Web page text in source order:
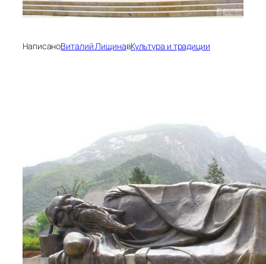
НаписаноВиталий ЛищинавКультура и традиции